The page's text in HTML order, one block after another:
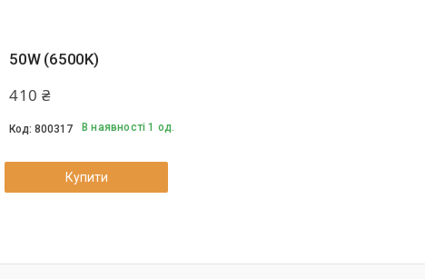
50W (6500K)
410 ₴
800317 В наявності 1 од.
Купити